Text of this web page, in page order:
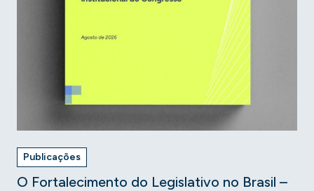
Publicações
O Fortalecimento do Legislativo no Brasil –